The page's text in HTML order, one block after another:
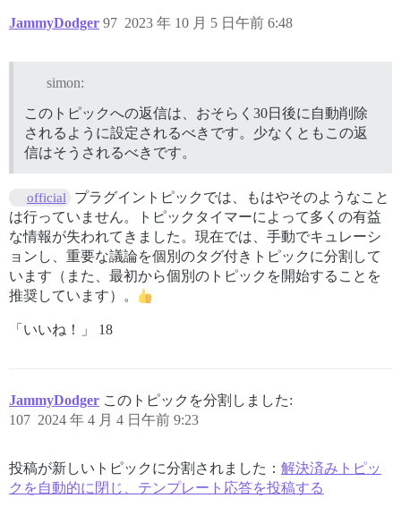
JammyDodger 2023 年 10 月 5 日午前 6:48
97
simon:
このトピックへの返信は、おそらく30日後に自動削除
されるように設定されるべきです。少なくともこの返
信はそうされるべきです。
official
プラグイントピックでは、もはやそのようなこと
は行っていません。トピックタイマーによって多くの有益
な情報が失われてきました。現在では、手動でキュレーシ
ョンし、重要な議論を個別のタグ付きトピックに分割して
います（また、最初から個別のトピックを開始することを
推奨しています）。
「いいね！」 18
JammyDodger このトピックを分割しました:
2024 年 4 月 4 日午前 9:23
107
投稿が新しいトピックに分割されました： 解決済みトピッ
クを自動的に閉じ、テンプレート応答を投稿する